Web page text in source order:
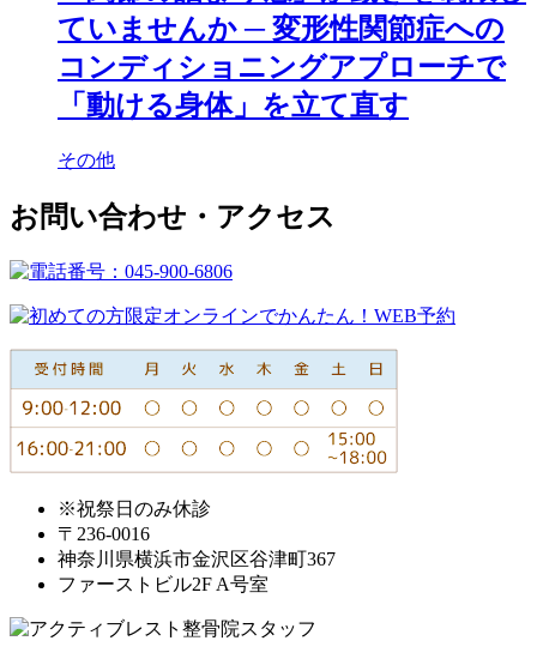
ていませんか ─ 変形性関節症への
コンディショニングアプローチで
「動ける身体」を立て直す
その他
お問い合わせ・アクセス
※祝祭日のみ休診
〒236-0016
神奈川県横浜市金沢区谷津町367
ファーストビル2F A号室